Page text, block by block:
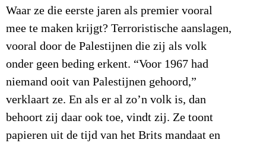
Waar ze die eerste jaren als premier vooral
mee te maken krijgt? Terroristische aanslagen,
vooral door de Palestijnen die zij als volk
onder geen beding erkent. “Voor 1967 had
niemand ooit van Palestijnen gehoord,”
verklaart ze. En als er al zo’n volk is, dan
behoort zij daar ook toe, vindt zij. Ze toont
papieren uit de tijd van het Brits mandaat en